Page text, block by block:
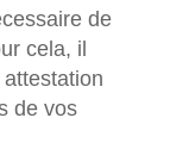
de
cela, il
de vos